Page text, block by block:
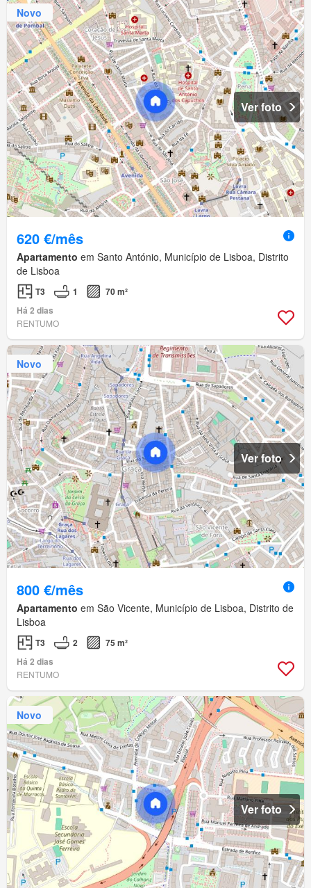
Novo
Ver foto
620 €/mês
Apartamento em Santo António, Município de Lisboa, Distrito
de Lisboa
T3 1
70 m²
Há 2 dias
RENTUMO
Novo
Ver foto
800 €/mês
Apartamento em São Vicente, Município de Lisboa, Distrito de
Lisboa
T3 2
75 m²
Há 2 dias
RENTUMO
Novo
Ver foto